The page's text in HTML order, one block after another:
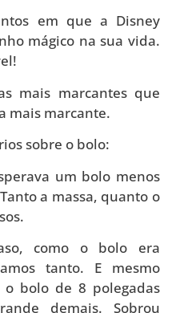
em que a Disney
mágico na sua vida.
mais marcantes que
mais marcante.
sobre o bolo:
um bolo menos
a massa, quanto o
como o bolo era
tanto. E mesmo
o bolo de 8 polegadas
demais. Sobrou